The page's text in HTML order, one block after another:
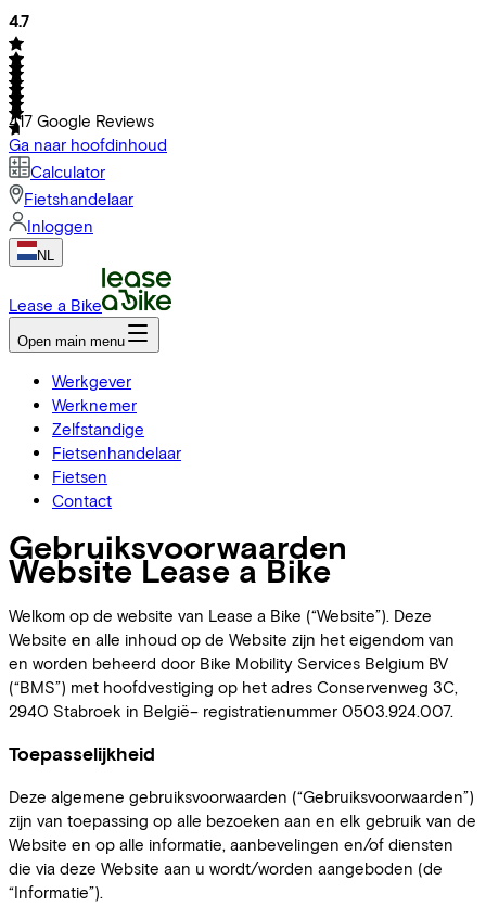
4.7
417 Google Reviews
Ga naar hoofdinhoud
Calculator
Fietshandelaar
Inloggen
NL
Lease a Bike
Open main menu
Werkgever
Werknemer
Zelfstandige
Fietsenhandelaar
Fietsen
Contact
Gebruiksvoorwaarden
Website Lease a Bike
Welkom op de website van Lease a Bike (“Website”). Deze
Website en alle inhoud op de Website zijn het eigendom van
en worden beheerd door Bike Mobility Services Belgium BV
(“BMS”) met hoofdvestiging op het adres Conservenweg 3C,
2940 Stabroek in België– registratienummer 0503.924.007.
Toepasselijkheid
Deze algemene gebruiksvoorwaarden (“Gebruiksvoorwaarden”)
zijn van toepassing op alle bezoeken aan en elk gebruik van de
Website en op alle informatie, aanbevelingen en/of diensten
die via deze Website aan u wordt/worden aangeboden (de
“Informatie”).